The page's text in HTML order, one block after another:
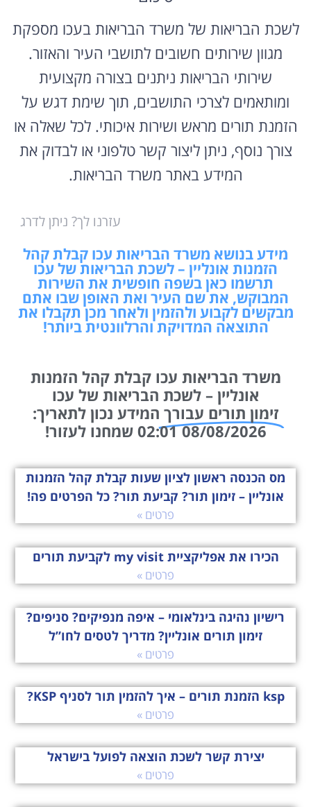
לשכת הבריאות של משרד הבריאות בעכו מספקת
מגוון שירותים חשובים לתושבי העיר והאזור.
שירותי הבריאות ניתנים בצורה מקצועית
ומותאמים לצרכי התושבים, תוך שימת דגש על
הזמנת תורים מראש ושירות איכותי. לכל שאלה או
צורך נוסף, ניתן ליצור קשר טלפוני או לבדוק את
המידע באתר משרד הבריאות.
עזרנו לך? ניתן לדרג
מידע בנושא משרד הבריאות עכו קבלת קהל
הזמנות אונליין – לשכת הבריאות של עכו
תרשמו כאן בשפה חופשית את השירות
המבוקש, את שם העיר ואת האופן שבו אתם
מבקשים לקבוע ולהזמין ולאחר מכן תקבלו את
התוצאה המדויקת והרלוונטית ביותר!
משרד הבריאות עכו קבלת קהל הזמנות
אונליין – לשכת הבריאות של עכו
זימון תורים עבורך המידע נכון לתאריך:
08/08/2026 02:01 שמחנו לעזור!
מס הכנסה ראשון לציון שעות קבלת קהל הזמנות
אונליין – זימון תור? קביעת תור? כל הפרטים פה!
פרטים »
הכירו את אפליקציית my visit לקביעת תורים
פרטים »
רישיון נהיגה בינלאומי – איפה מנפיקים? סניפים?
זימון תורים אונליין? מדריך לטסים לחו”ל
פרטים »
ksp הזמנת תורים – איך להזמין תור לסניף KSP?
פרטים »
יצירת קשר לשכת הוצאה לפועל בישראל
פרטים »